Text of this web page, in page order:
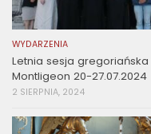
WYDARZENIA
Letnia sesja gregoriańska
Montligeon 20-27.07.2024
2 SIERPNIA, 2024